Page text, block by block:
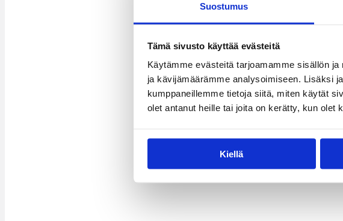
Suostumus
Tämä sivusto käyttää evästeitä
Käytämme evästeitä tarjoamamme sisällön
ja kävijämäärämme analysoimiseen. Lisäksi
kumppaneillemme tietoja siitä, miten käytät
olet antanut heille tai joita on kerätty, kun olet
Kiellä